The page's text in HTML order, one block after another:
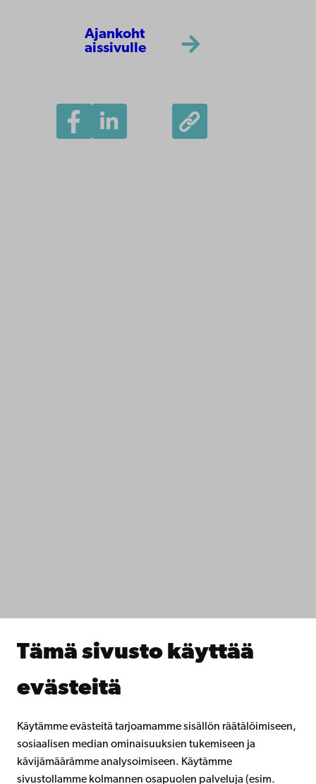
Tämä sivusto käyttää
evästeitä
Käytämme evästeitä tarjoamamme sisällön räätälöimiseen,
sosiaalisen median ominaisuuksien tukemiseen ja
kävijämäärämme analysoimiseen. Käytämme
sivustollamme kolmannen osapuolen palveluja (esim.
Ajankoht
aissivulle
Åbo Akademin kirjasto
Lahjoita Åbo Akademille
Åbo Akademista
Facebook Instagram YouTube LinkedIn Blog Snapchat